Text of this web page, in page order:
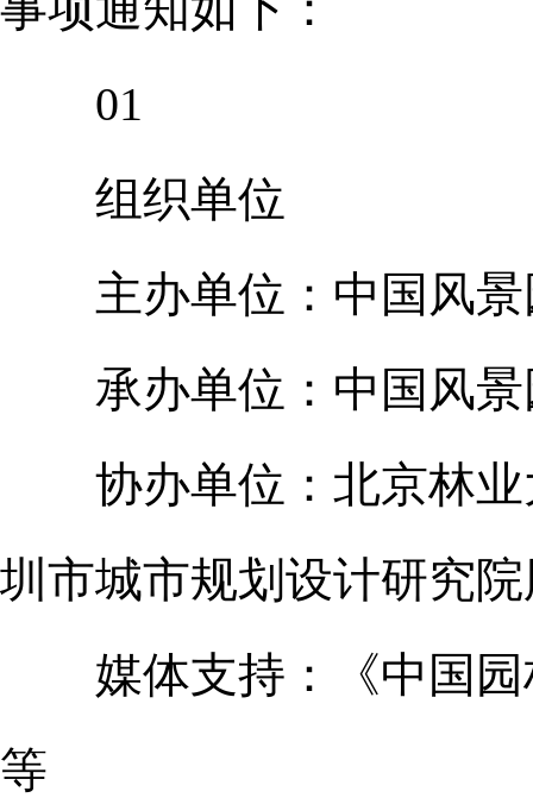
01
组织单位
主办单位：中国风景
承办单位：中国风景
协办单位：北京林业
圳市城市规划设计研究
媒体支持：《中国园
等